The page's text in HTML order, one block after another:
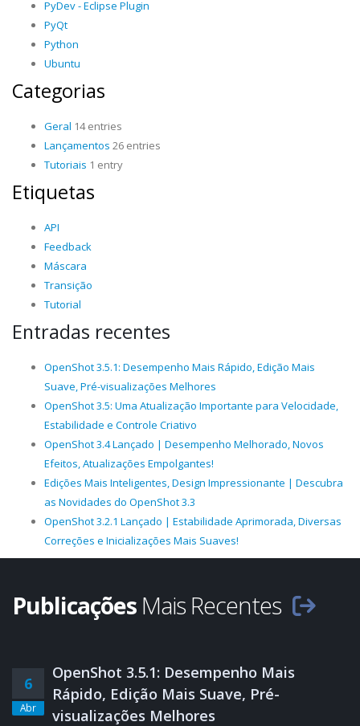
PyDev - Eclipse Plugin
PyQt
Python
Ubuntu
Categorias
Geral 14 entries
Lançamentos 26 entries
Tutoriais 1 entry
Etiquetas
API
Feedback
Máscara
Transição
Tutorial
Entradas recentes
OpenShot 3.5.1: Desempenho Mais Rápido, Edição Mais
Suave, Pré-visualizações Melhores
OpenShot 3.5: Uma Atualização Importante para Velocidade,
Estabilidade e Controle Criativo
OpenShot 3.4 Lançado | Desempenho Melhorado, Novos
Efeitos, Atualizações Empolgantes!
Edições Mais Inteligentes, Design Impressionante | Descubra
as Novidades do OpenShot 3.3
OpenShot 3.2.1 Lançado | Estabilidade Aprimorada, Diversas
Correções e Inicializações Mais Suaves!
Publicações Mais Recentes
6
Abr
OpenShot 3.5.1: Desempenho Mais
Rápido, Edição Mais Suave, Pré-
visualizações Melhores